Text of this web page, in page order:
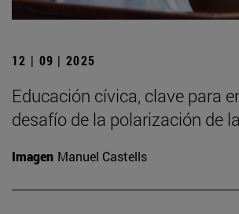
12 | 09 | 2025
Educación cívica, clave para
desafío de la polarización de
Imagen Manuel Castells